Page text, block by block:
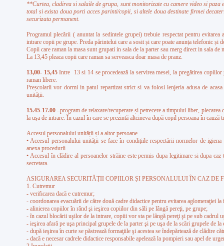
**Curtea, cladirea si salaile de grupa, sunt monitorizate cu camere video si
total si exista doua porti acces parinti/copii, si altele doua destinate firmei
securizata permanent.
Programul plecării ( anuntat la sedintele grupei) trebuie respectat pentru
intrare copii pe grupe. Preda părintelui care a sosit și care poate anunța telefonic și
Copii care raman la masa sunt grupati in sala de la parter sau merg direct in sala de
La 13,45 pleaca copii care raman sa serveasca doar masa de pranz.
13,00- 15,45Intre 13 si 14 se procedează la servirea mesei, la pregătirea
raman libere.
Preșcolarii vor dormi in patul repartizat strict si va folosi lenjeria adusa de
unității.
15.45-17.00 –program de relaxare/recuperare și petrecere a timpului liber,
la ușa de intrare. În cazul în care se prezintă altcineva după copil persoana în
Accesul personalului unității și a altor persoane
• Aceesul personalului unității se face în condițiile respectării normelor de
anexa procedurii
• Accesul în clădire al persoanelor străine este permis dupa legitimare si dupa
secretara.
ASIGURAREA SECURITĂȚII COPIILOR ȘI PERSONALULUI ÎN CAZ DE
1. Cutremur
- verificarea dacă e cutremur;
- coordonarea evacuării de către două cadre didactice pentru evitarea aglomeraţiei
- alinierea copiilor în rând şi ieşirea copiilor din săli pe lângă pereţi, pe grupe;
- în cazul blocării uşilor de la intrare, copiii vor sta pe lângă pereţi şi pe sub cadrul
- ieşirea afară pe uşa principal grupele de la parter şi pe uşa de la scări grupele de la
- după ieşirea în curte se păstrează formaţiile şi acestea se îndepărtează de clădire
- dacă e necesar cadrele didactice responsabile apelează la pompieri sau apel de